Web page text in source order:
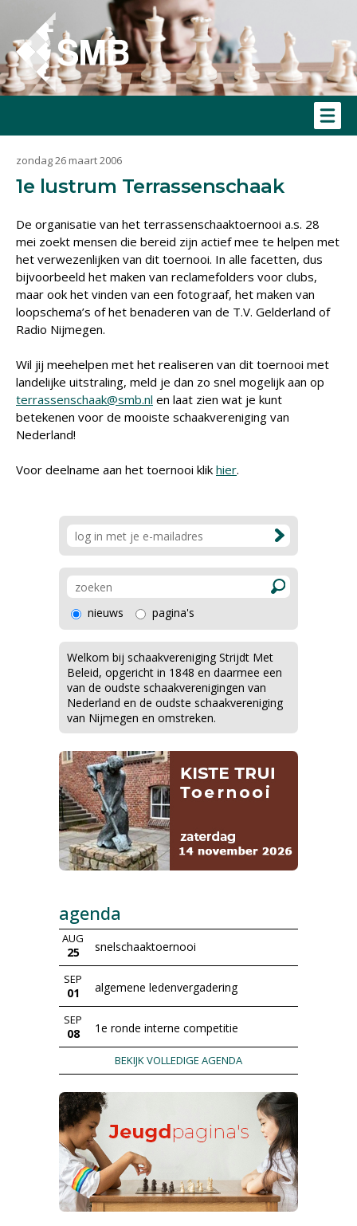
zondag 26 maart 2006
1e lustrum Terrassenschaak
De organisatie van het terrassenschaaktoernooi a.s. 28
mei zoekt mensen die bereid zijn actief mee te helpen met
het verwezenlijken van dit toernooi. In alle facetten, dus
bijvoorbeeld het maken van reclamefolders voor clubs,
maar ook het vinden van een fotograaf, het maken van
loopschema’s of het benaderen van de T.V. Gelderland of
Radio Nijmegen.
Wil jij meehelpen met het realiseren van dit toernooi met
landelijke uitstraling, meld je dan zo snel mogelijk aan op
terrassenschaak@smb.nl en laat zien wat je kunt
betekenen voor de mooiste schaakvereniging van
Nederland!
Voor deelname aan het toernooi klik hier.
nieuws pagina's
Welkom bij schaakvereniging Strijdt Met
Beleid, opgericht in 1848 en daarmee een
van de oudste schaakverenigingen van
Nederland en de oudste schaakvereniging
van Nijmegen en omstreken.
agenda
AUG
25 snelschaaktoernooi
SEP
01 algemene ledenvergadering
SEP
08 1e ronde interne competitie
BEKIJK VOLLEDIGE AGENDA